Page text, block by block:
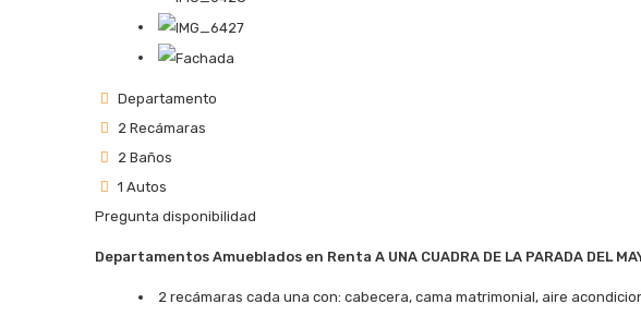
Departamento
2 Recámaras
2 Baños
1 Autos
Pregunta disponibilidad
Departamentos Amueblados en Renta A UNA CUADRA DE LA PARADA DEL
2 recámaras cada una con: cabecera, cama matrimonial, aire